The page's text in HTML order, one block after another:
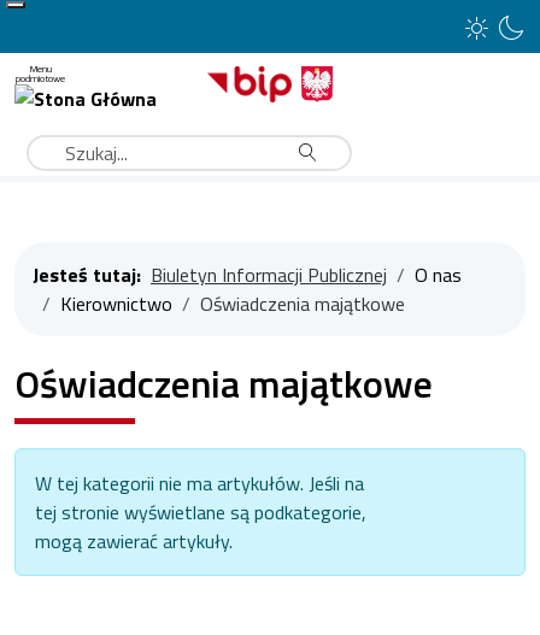
Jesteś tutaj: Biuletyn Informacji Publicznej
O nas
Kierownictwo
Oświadczenia majątkowe
Oświadczenia majątkowe
Informacja
W tej kategorii nie ma artykułów. Jeśli na
tej stronie wyświetlane są podkategorie,
mogą zawierać artykuły.